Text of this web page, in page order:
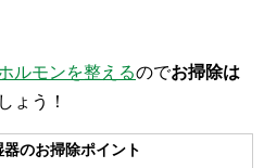
ルモンを整えるのでお掃除は
ょう！
のお掃除ポイント